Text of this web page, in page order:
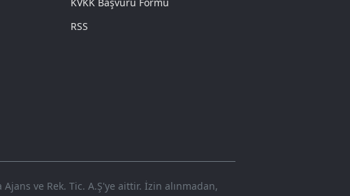
RSS
ve Rek. Tic. A.Ş'ye aittir. İzin alınmadan,